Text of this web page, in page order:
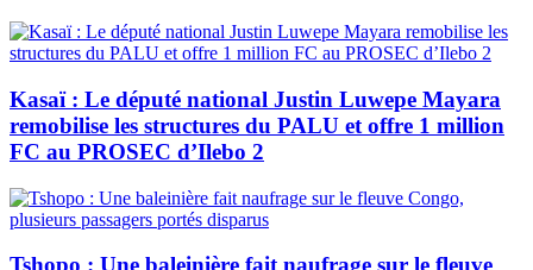
Kasaï : Le député national Justin Luwepe Mayara
remobilise les structures du PALU et offre 1 million
FC au PROSEC d’Ilebo 2
Tshopo : Une baleinière fait naufrage sur le fleuve